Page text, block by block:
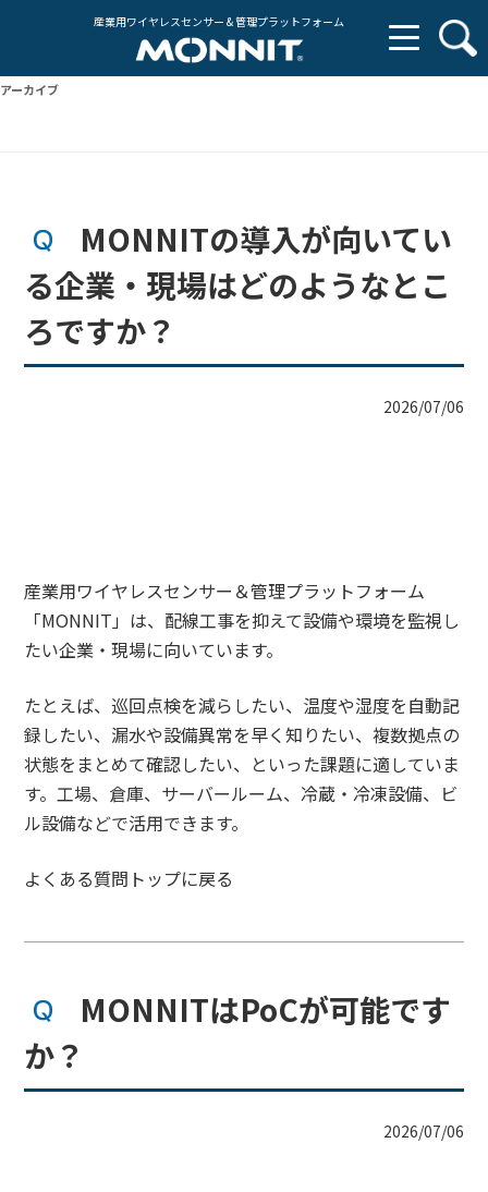
産業用ワイヤレスセンサー & 管理プラットフォーム
アーカイブ
MONNITの導入が向いてい
る企業・現場はどのようなとこ
ろですか？
2026/07/06
産業用ワイヤレスセンサー＆管理プラットフォーム
「MONNIT」は、配線工事を抑えて設備や環境を監視し
たい企業・現場に向いています。
たとえば、巡回点検を減らしたい、温度や湿度を自動記
録したい、漏水や設備異常を早く知りたい、複数拠点の
状態をまとめて確認したい、といった課題に適していま
す。工場、倉庫、サーバールーム、冷蔵・冷凍設備、ビ
ル設備などで活用できます。
よくある質問トップに戻る
MONNITはPoCが可能です
か？
2026/07/06